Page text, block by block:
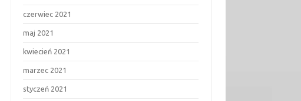
czerwiec 2021
maj 2021
kwiecień 2021
marzec 2021
styczeń 2021